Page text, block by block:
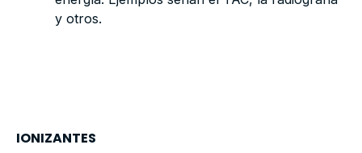
IONIZANTES
y otros.